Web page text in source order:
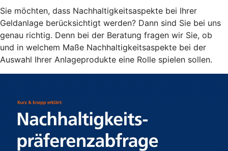
Sie möchten, dass Nachhaltigkeitsaspekte bei Ihrer
Geldanlage berücksichtigt werden? Dann sind Sie bei uns
genau richtig. Denn bei der Beratung fragen wir Sie, ob
und in welchem Maße Nachhaltigkeitsaspekte bei der
Auswahl Ihrer Anlageprodukte eine Rolle spielen sollen.